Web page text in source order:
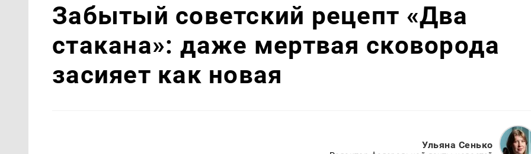
Забытый советский рецепт «Два
стакана»: даже мертвая сковорода
засияет как новая
Ульяна Сенько